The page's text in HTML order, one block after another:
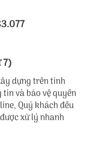
7)
dựng trên tinh
và bảo vệ quyền
Quý khách đều
xử lý nhanh